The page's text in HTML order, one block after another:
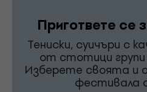
Пригответе се
Тениски, суичъри с
от стотици
Изберете своята и
фестивала